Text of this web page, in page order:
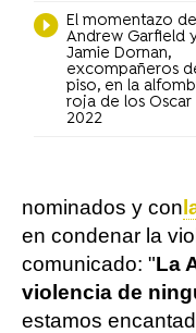
El momentazo de
Andrew Garfield
Jamie Dornan,
excompañeros
piso, en la
roja de los Oscar
2022
nominados y con
en condenar la
comunicado: "La
violencia de
estamos